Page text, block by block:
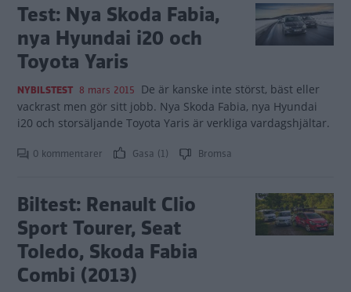
Test: Nya Skoda Fabia,
nya Hyundai i20 och
Toyota Yaris
NYBILSTEST 8 mars 2015 De är kanske inte störst, bäst eller
vackrast men gör sitt jobb. Nya Skoda Fabia, nya Hyundai
i20 och storsäljande Toyota Yaris är verkliga vardagshjältar.
0 kommentarer Gasa (1) Bromsa
Biltest: Renault Clio
Sport Tourer, Seat
Toledo, Skoda Fabia
Combi (2013)